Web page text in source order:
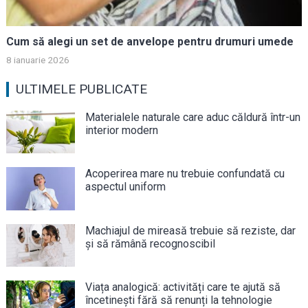
Cum să alegi un set de anvelope pentru drumuri umede
8 ianuarie 2026
ULTIMELE PUBLICATE
Materialele naturale care aduc căldură într-un
interior modern
Acoperirea mare nu trebuie confundată cu
aspectul uniform
Machiajul de mireasă trebuie să reziste, dar
și să rămână recognoscibil
Viața analogică: activități care te ajută să
încetinești fără să renunți la tehnologie